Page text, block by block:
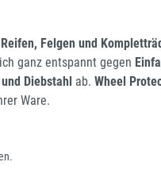
Felgen und
ganz entspannt gegen
Diebstahl ab. Wheel
Ware.